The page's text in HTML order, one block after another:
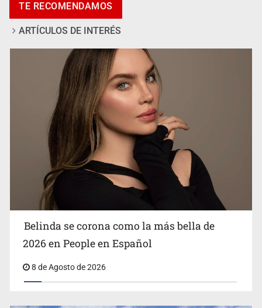
vecinos en Mirador de San Isidro
Ciclosporiasis no representa un riesgo epidemiológico
masivo
TE RECOMENDAMOS
ARTÍCULOS DE INTERÉS
Belinda se corona como la más bella de
2026 en People en Español
8 de Agosto de 2026